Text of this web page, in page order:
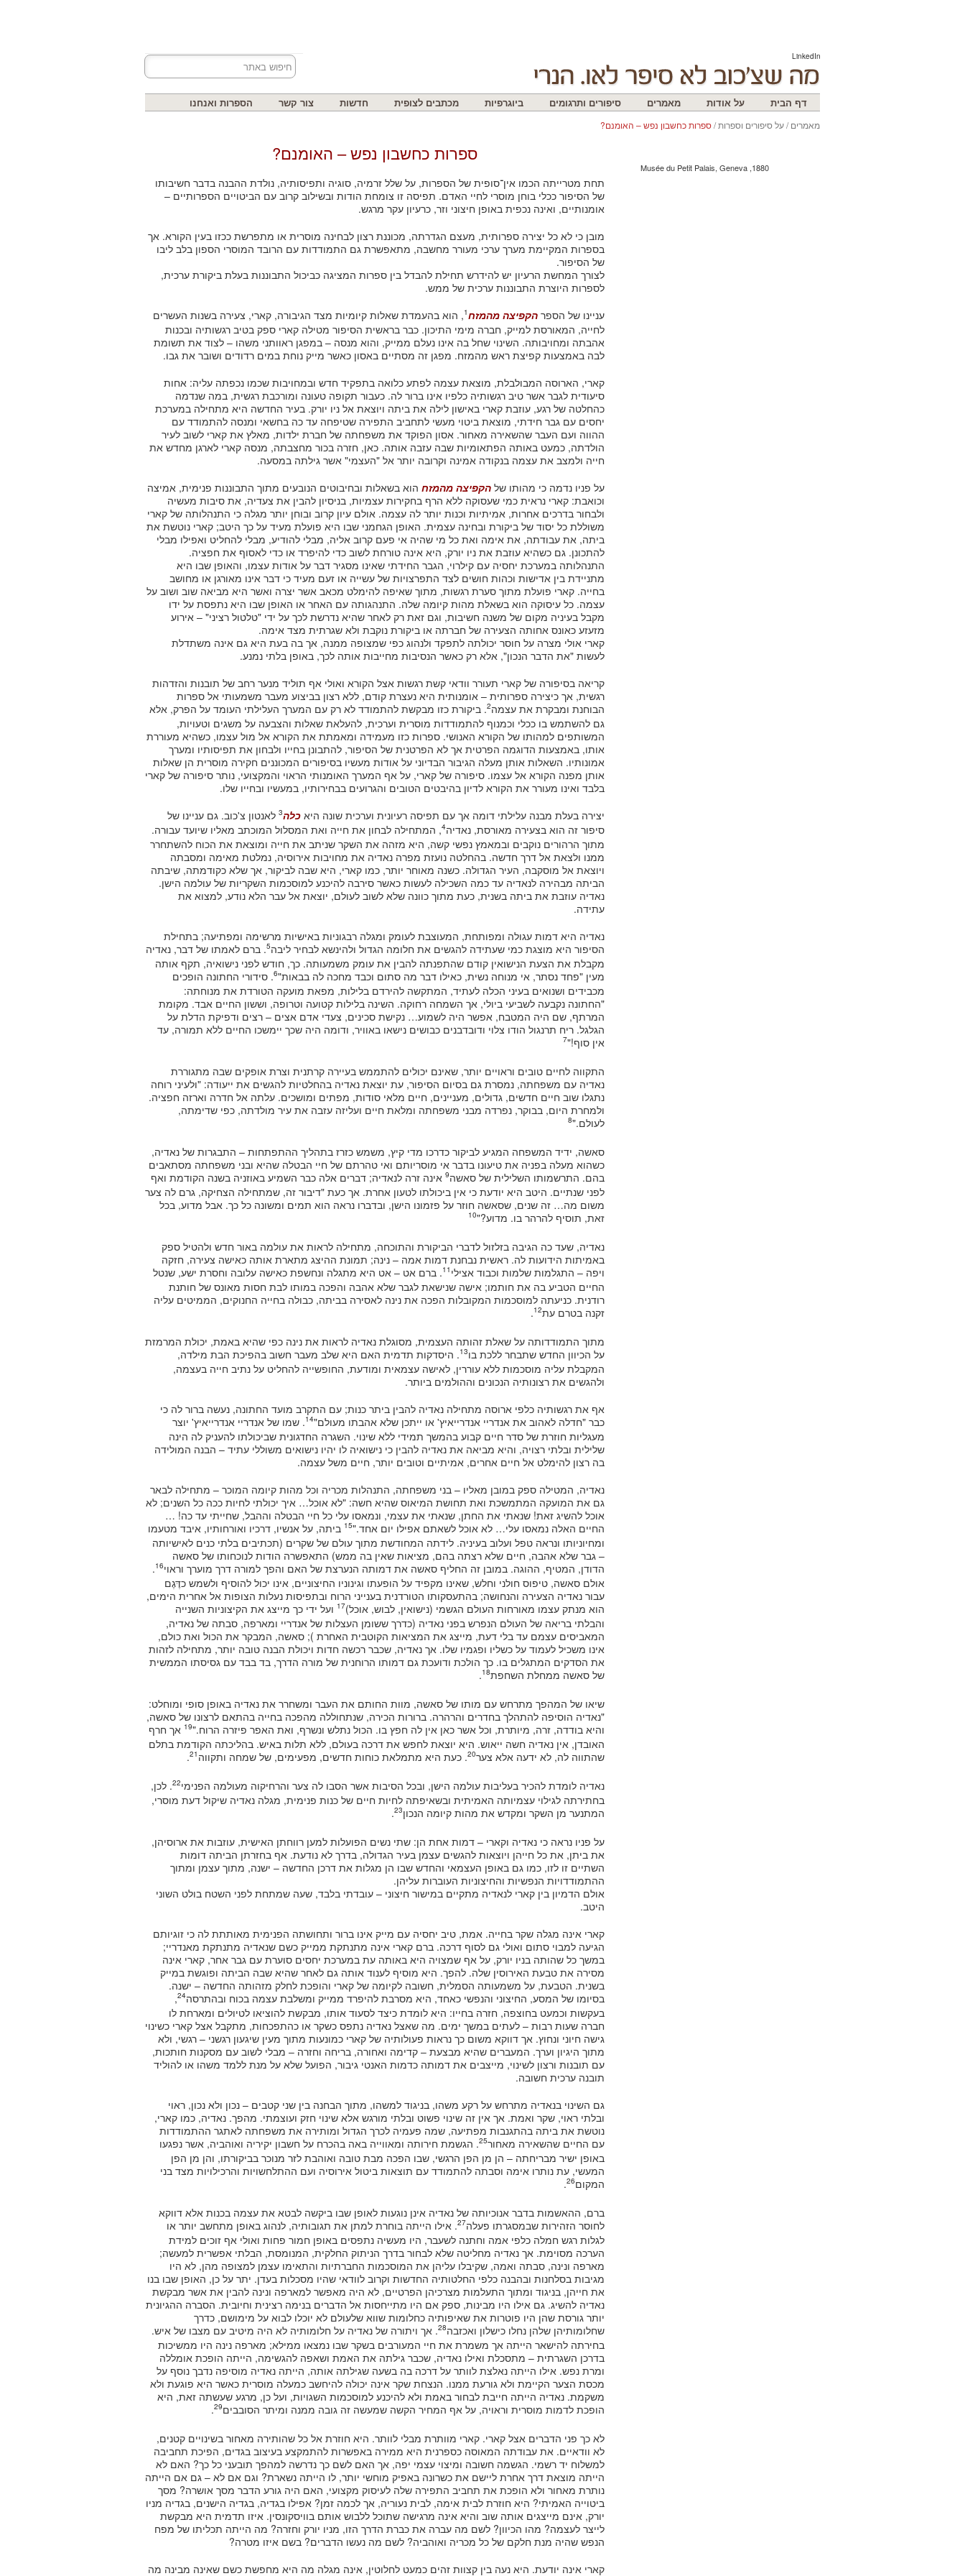
LinkedIn
דף הבית על אודות מאמרים סיפורים ותרגומים ביוגרפיות מכתבים לצופית חדשות צור קשר הספרות ואנחנו
מאמרים/על סיפורים וספרות/ספרות כחשבון נפש – האומנם?
ספרות כחשבון נפש – האומנם?
תחת מטרייתה הכמו אין־סופית של הספרות, על שלל זרמיה, סוגיה ותפיסותיה, נולדת ההבנה בדבר חשיבותו
של הסיפור ככלי בוחן מוסרי לחיי האדם. תפיסה זו צומחת הודות ובשילוב קרוב עם הביטויים הספרותיים –
אומנותיים, ואינה נכפית באופן חיצוני וזר, כרעיון עקר מרגש.
מובן כי לא כל יצירה ספרותית, מעצם הגדרתה, מכוננת רצון לבחינה מוסרית או מתפרשת ככזו בעין הקורא. אך
בספרות המקיימת מערך ערכי מעורר מחשבה, מתאפשרת גם התמודדות עם הרובד המוסרי הספון בלב ליבו
של הסיפור.
לצורך המחשת הרעיון יש להידרש תחילת להבדל בין ספרות המציגה כביכול התבוננות בעלת ביקורת ערכית,
לספרות היוצרת התבוננות ערכית של ממש.
עניינו של הספר הקפיצה מהמזח1, הוא בהעמדת שאלות קיומיות מצד הגיבורה, קארי, צעירה בשנות העשרים
לחייה, המאורסת למייק, חברה מימי התיכון. כבר בראשית הסיפור מטילה קארי ספק בטיב רגשותיה ובכנות
אהבתה ומחויבותה. השינוי שחל בה אינו נעלם ממייק, והוא מנסה – במפגן ראוותני משהו – לצוד את תשומת
לבה באמצעות קפיצת ראש מהמזח. מפגן זה מסתיים באסון כאשר מייק נוחת במים רדודים ושובר את גבו.
קארי, הארוסה המבולבלת, מוצאת עצמה לפתע כלואה בתפקיד חדש ובמחויבות שכמו נכפתה עליה: אחות
סיעודית לגבר אשר טיב רגשותיה כלפיו אינו ברור לה. כעבור תקופה טעונה ומורכבת רגשית, במה שנדמה
כהחלטה של רגע, עוזבת קארי באישון לילה את ביתה ויוצאת אל ניו יורק. בעיר החדשה היא מתחילה במערכת
יחסים עם גבר חידתי, מוצאת ביטוי מעשי לתחביב התפירה שטיפחה עד כה בחשאי ומנסה להתמודד עם
ההווה ועם העבר שהשאירה מאחור. אסון הפוקד את משפחתה של חברת ילדות, מאלץ את קארי לשוב לעיר
הולדתה, כמעט באותה הפתאומיות שבה עזבה אותה. כאן, חזרה בכור מחצבתה, מנסה קארי לארגן מחדש את
חייה ולמצב את עצמה בנקודה אמינה וקרובה יותר אל "העצמי" אשר גילתה במסעה.
על פניו נדמה כי מהותו של הקפיצה מהמזח הוא בשאלות ובחיבוטים הנובעים מתוך התבוננות פנימית, אמיצה
וכואבת: קארי נראית כמי שעסוקה ללא הרף בחקירות עצמיות, בניסיון להבין את צעדיה, את סיבות מעשיה
ולבחור בדרכים אחרות, אמיתיות וכנות יותר לה עצמה. אולם עיון קרוב ובוחן יותר מגלה כי התנהלותה של קארי
משוללת כל יסוד של ביקורת ובחינה עצמית. האופן הגחמני שבו היא פועלת מעיד על כך היטב; קארי נוטשת את
ביתה, את עבודתה, את אימה ואת כל מי שהיה אי פעם קרוב אליה, מבלי להודיע, מבלי להחליט ואפילו מבלי
להתכונן. גם כשהיא עוזבת את ניו יורק, היא אינה טורחת לשוב כדי להיפרד או כדי לאסוף את חפציה.
התנהלותה במערכת יחסיה עם קילרוי, הגבר החידתי שאינו מסגיר דבר על אודות עצמו, והאופן שבו היא
מתניידת בין אדישות וכהות חושים לצד התפרצויות של עשייה או זעם מעיד כי דבר אינו מאורגן או מחושב
בחייה. קארי פועלת מתוך סערת רגשות, מתוך שאיפה להימלט מכאב אשר יצרה ואשר היא מביאה שוב ושוב על
עצמה. כל עיסוקה הוא בשאלת מהות קיומה שלה. התנהגותה עם האחר או האופן שבו היא נתפסת על ידו
מקבל בעיניה מקום של משנה חשיבות, וגם זאת רק לאחר שהיא נדרשת לכך על ידי "טלטול רציני" – אירוע
מזעזע כאונס אחותה הצעירה של חברתה או ביקורת נוקבת ולא שגרתית מצד אימה.
קארי אולי מצרה על חוסר יכולתה לתפקד ולנהוג כפי שמצופה ממנה, אך בה בעת היא גם אינה משתדלת
לעשות "את הדבר הנכון", אלא רק כאשר הנסיבות מחייבות אותה לכך, באופן בלתי נמנע.
קריאה בסיפורה של קארי תעורר וודאי קשת רגשות אצל הקורא ואולי אף תוליד מנער רחב של תובנות והזדהות
רגשית, אך כיצירה ספרותית – אומנותית היא נעצרת קודם, ללא רצון בביצוע מעבר משמעותי אל ספרות
הבוחנת ומבקרת את עצמה2. ביקורת כזו מבקשת להתמודד לא רק עם המערך העלילתי העומד על הפרק, אלא
גם להשתמש בו ככלי וכמנוף להתמודדות מוסרית וערכית, להעלאת שאלות והצבעה על משגים וטעויות,
המשותפים למהותו של הקורא האנושי. ספרות כזו מעמידה ומאמתת את הקורא אל מול עצמו, כשהיא מעוררת
אותו, באמצעות הדוגמה הפרטית אך לא הפרטנית של הסיפור, להתבונן בחייו ולבחון את תפיסותיו ומערך
אמונותיו. השאלות אותן מעלה הגיבור הבדיוני על אודות מעשיו בסיפורים המכוננים חקירה מוסרית הן שאלות
אותן מפנה הקורא אל עצמו. סיפורה של קארי, על אף המערך האומנותי הראוי והמקצועי, נותר סיפורה של קארי
בלבד ואינו מעורר את הקורא לדיון בהיבטים הטובים והגרועים בבחירותיו, במעשיו ובחייו שלו.
יצירה בעלת מבנה עלילתי דומה אך עם תפיסה רעיונית וערכית שונה היא כלה3 לאנטון צ'כוב. גם עניינו של
סיפור זה הוא בצעירה מאורסת, נאדיה4, המתחילה לבחון את חייה ואת המסלול המוכתב מאליו שיועד עבורה.
מתוך הרהורים נוקבים ובמאמץ נפשי קשה, היא מזהה את השקר שניתב את חייה ומוצאת את הכוח להשתחרר
ממנו ולצאת אל דרך חדשה. בהחלטה נועזת מפרה נאדיה את מחויבות אירוסיה, נמלטת מאימה ומסבתה
ויוצאת אל מוסקבה, העיר הגדולה. כשנה מאוחר יותר, כמו קארי, היא שבה לביקור, אך שלא כקודמתה, שיבתה
הביתה מבהירה לנאדיה עד כמה השכילה לעשות כאשר סירבה להיכנע למוסכמות השקריות של עולמה הישן.
נאדיה עוזבת את ביתה בשנית, כעת מתוך כוונה שלא לשוב לעולם, יוצאת אל עבר הלא נודע, למצוא את
עתידה.
נאדיה היא דמות עגולה ומפותחת, המעוצבת לעומק ומגלה רבגוניות באישיות מרשימה ומפתיעה; בתחילת
הסיפור היא מוצגת כמי שעתידה להגשים את חלומה הגדול ולהינשא לבחיר ליבה5. ברם לאמתו של דבר, נאדיה
מקבלת את הצעת הנישואין קודם שהתפנתה להבין את עומק משמעותה. כך, חודש לפני נישואיה, תקף אותה
מעין "פחד נסתר, אי מנוחה נשית, כאילו דבר מה סתום וכבד מחכה לה בבאות"6. סידורי החתונה הופכים
מכבידים ושנואים בעיני הכלה לעתיד, המתקשה להירדם בלילות, מפאת מועקה הטורדת את מנוחתה:
"החתונה נקבעה לשביעי ביולי, אך השמחה רחוקה. השינה בלילות קטועה וטרופה, וששון החיים אבד. מקומת
המרתף, שם היה המטבח, אפשר היה לשמוע… נקישת סכינים, צעדי אדם אצים – רצים ודפיקת הדלת על
הגלגל. ריח תרנגול הודו צלוי ודובדבנים כבושים נישאו באוויר, ודומה היה שכך יימשכו החיים ללא תמורה, עד
אין סוף!"7
התקווה לחיים טובים וראויים יותר, שאינם יכולים להתממש בעיירה קרתנית וצרת אופקים שבה מתגוררת
נאדיה עם משפחתה, נמסרת גם בסיום הסיפור, עת יוצאת נאדיה בהחלטיות להגשים את ייעודה: "ולעיני רוחה
נתגלו שוב חיים חדשים, גדולים, מעניינים, חיים מלאי סודות, מפתים ומושכים. עלתה אל חדרה וארזה חפציה.
ולמחרת היום, בבוקר, נפרדה מבני משפחתה ומלאת חיים ועליזה עזבה את עיר מולדתה, כפי שדימתה,
לעולם."8
סאשה, ידיד המשפחה המגיע לביקור כדרכו מדי קיץ, משמש כזרז בתהליך ההתפתחות – התבגרות של נאדיה,
כשהוא מעלה בפניה את טיעונו בדבר אי מוסריותם ואי טהרתם של חיי הבטלה שהיא ובני משפחתה מסתאבים
בהם. התרשמותו השלילית של סאשה9 אינה זרה לנאדיה; דברים אלה כבר השמיע באוזניה בשנה הקודמת ואף
לפני שנתיים. היטב היא יודעת כי אין ביכולתו לטעון אחרת. אך כעת "דיבור זה, שמתחילה הצחיקה, גרם לה צער
משום מה… זה שנים, שסאשה חוזר על פזמונו הישן, ובדברו נראה הוא תמים ומשונה כל כך. אבל מדוע, בכל
זאת, תוסיף להרהר בו. מדוע?"10
נאדיה, שעד כה הגיבה בזלזול לדברי הביקורת והתוכחה, מתחילה לראות את עולמה באור חדש ולהטיל ספק
באמיתות הידועות לה. ראשית נבחנת דמות אמה – נינה; תמונת ההיצג מתארת אותה כאישה צעירה, חזקה
ויפה – התגלמות שלמות וכבוד אצילי 11. ברם אט – אט היא מתגלה ונחשפת כאישה עלובה וחסרת ישע, שנטל
החיים הטביע בה את חותמו; אישה שנישאת לגבר שלא אהבה והפכה במותו לבת חסות מאונס של חותנת
רודנית. כניעתה למוסכמות המקובלות הפכה את נינה לאסירה בביתה, כבולה בחייה החנוקים, הממיטים עליה
זקנה בטרם עת12
.
מתוך התמודדותה על שאלת זהותה העצמית, מסוגלת נאדיה לראות את נינה כפי שהיא באמת, יכולת המרמזת
על הכיוון החדש שתבחר ללכת בו13. היסדקות תדמית האם היא שלב מעבר חשוב בהפיכת הבת מילדה,
המקבלת עליה מוסכמות ללא עוררין, לאישה עצמאית ומודעת, החופשייה להחליט על נתיב חייה בעצמה,
ולהגשים את רצונותיה הנכונים וההולמים ביותר.
אף את רגשותיה כלפי ארוסה מתחילה נאדיה להבין ביתר כנות; עם התקרב מועד החתונה, נעשה ברור לה כי
כבר "חדלה לאהוב את אנדריי אנדרייאיץ' או ייתכן שלא אהבתו מעולם"14. שמו של אנדריי אנדרייאיץ' יוצר
מעגליות חוזרת של סדר חיים קבוע בהמשך תמידי ללא שינוי. השגרה החדגונית שביכולתו להעניק לה הינה
שלילית ובלתי רצויה, והיא מביאה את נאדיה להבין כי נישואיה לו יהיו נישואים משוללי עתיד – הבנה המולידה
בה רצון להימלט אל חיים אחרים, אמיתיים וטובים יותר, חיים משל עצמה.
נאדיה, המטילה ספק במובן מאליו – בני משפחתה, התנהלות מכריה וכל מהות קיומה המוכר – מתחילה לבאר
גם את המועקה המתמשכת ואת תחושת המיאוס שהיא חשה: "לא אוכל… איך יכולתי לחיות ככה כל השנים; לא
אוכל להשיג זאת! שנאתי את החתן, שנאתי את עצמי, ונמאסו עלי כל חיי הבטלה וההבל, שחייתי עד כה! …
החיים האלה נמאסו עלי… לא אוכל לשאתם אפילו יום אחד."15 ביתה, על אנשיו, דרכיו ואורחותיו, איבד מטעמו
ומחיוניותו ונראה טפל ועלוב בעיניה. לידתה המחודשת מתוך עולם של שקרים (תכתיבים בלתי כנים לאישיותה
– גבר שלא אהבה, חיים שלא רצתה בהם, מציאות שאין בה ממש) התאפשרה הודות לנוכחותו של סאשה
הדודן, המטיף, ההוגה. במובן זה החליף סאשה את דמותה הנערצת של האם והפך למורה דרך מוערך וראוי16
.
אולם סאשה, טיפוס חולני וחלש, שאינו מקפיד על הופעתו וגינוניו החיצוניים, אינו יכול להוסיף ולשמש כדֶּגֶם
עבור נאדיה הצעירה והנחושה; בהתעסקותו הטורדנית בענייני הרוח ובתפיסות נעלות הצופות אל אחרית הימים,
הוא מנתק עצמו מאורחות העולם הגשמי (נישואין, לבוש, אוכל)17 ועל ידי כך מייצג את הקיצוניות השנייה
והבלתי בריאה של העולם הנפרש בפני נאדיה (כדרך ששומן העצלות של אנדריי ומארפה, סבתה של נאדיה,
המאביסים עצמם עד בלי דעת, מייצג את המציאות הקוטבית האחרת ); סאשה, המבקר את הכול ואת כולם,
אינו משכיל לעמוד על כשליו ופגמיו שלו. אך נאדיה, שכבר רכשה חדות ויכולת הבנה טובה יותר, מתחילה לזהות
את הסדקים המתגלים בו. כך הולכת ודועכת גם דמותו הרוחנית של מורה הדרך, בד בבד עם גסיסתו הממשית
של סאשה ממחלת השחפת18
.
שיאו של המהפך מתרחש עם מותו של סאשה, מוות החותם את העבר ומשחרר את נאדיה באופן סופי ומוחלט:
"נאדיה הוסיפה להתהלך בחדרים והרהרה. ברורות הכירה, שנתחוללה מהפכה בחייה בהתאם לרצונו של סאשה,
והיא בודדה, זרה, מיותרת, וכל אשר כאן אין לה חפץ בו. הכול נתלש ונשרף, ואת האפר פיזרה הרוח."19 אך חרף
האובדן, אין נאדיה חשה ייאוש. היא יוצאת לחפש את דרכה בעולם, ללא תלות באיש. בהליכתה הקודמת בתלם
שהתווה לה, לא ידעה אלא צער20. כעת היא מתמלאת כוחות חדשים, מפעימים, של שמחה ותקווה 21
.
נאדיה לומדת להכיר בעליבות עולמה הישן, ובכל הסיבות אשר הסבו לה צער והרחיקוה מעולמה הפנימי22. לכן,
בחתירתה לגילוי עצמיותה האמיתית ובשאיפתה לחיות חיים של כנות פנימית, מגלה נאדיה שיקול דעת מוסרי,
המתנער מן השקר ומקדש את מהות קיומה הנכון23
.
על פניו נראה כי נאדיה וקארי – דמות אחת הן: שתי נשים הפועלות למען רווחתן האישית, עוזבות את ארוסיהן,
את ביתן, את כל חייהן ויוצאות להגשים עצמן בעיר הגדולה, בדרך לא נודעת. אף בחזרתן הביתה דומות
השתיים זו לזו, כמו גם באופן העצמאי והחדש שבו הן מגלות את דרכן החדשה – ישנה, מתוך עצמן ומתוך
ההתמודדויות הנפשיות והחיצוניות העוברות עליהן.
אולם הדמיון בין קארי לנאדיה מתקיים במישור חיצוני – עובדתי בלבד, שעה שמתחת לפני השטח בולט השוני
היטב.
קארי אינה מגלה שקר בחייה. אמת, טיב יחסיה עם מייק אינו ברור ותחושתה הפנימית מאותתת לה כי זוגיותם
הגיעה למבוי סתום ואולי גם לסוף דרכה. ברם קארי אינה מתנתקת ממייק כשם שנאדיה מתנתקת מאנדריי;
במשך כל שהותה בניו יורק, על אף שמצויה היא באותה עת במערכת יחסים סוערת עם גבר אחר, קארי אינה
מסירה את טבעת האירוסין שלה. להפך. היא מוסיף לענוד אותה גם לאחר שהיא שבה הביתה ופוגשת במייק
בשנית. הטבעת, על משמעותה הסמלית, חשובה לקיומה של קארי והופכת לחלק מזהותה החדשה – ישנה.
בסיומו של המסע, החיצוני והנפשי כאחד, היא מסרבת להיפרד ממייק ומשלבת עצמה בכוח ובהתרסה24
,
בעקשות וכמעט בחוצפה, חזרה בחייו: היא לומדת כיצד לסעוד אותו, מבקשת להוציאו לטיולים ומארחת לו
חברה שעות רבות – לעתים במשך ימים. מה שאצל נאדיה נתפס כשקר או כהתפכחות, מתקבל אצל קארי כשינוי
גישה חיוני ונחוץ. אך דווקא משום כך נראות פעולותיה של קארי כמונעות מתוך מעין שיגעון רגשני – רגשי, ולא
מתוך היגיון וערך. המעברים שהיא מבצעת – קדימה ואחורה, בריחה וחזרה – מבלי לשוב עם מסקנות חותכות,
עם תובנות ורצון לשינוי, מייצבים את דמותה כדמות האנטי גיבור, הפועל שלא על מנת ללמד משהו או להוליד
תובנה ערכית חשובה.
גם השינוי בנאדיה מתרחש על רקע משהו, בניגוד למשהו, מתוך הבחנה בין שני קטבים – נכון ולא נכון, ראוי
ובלתי ראוי, שקר ואמת. אך אין זה שינוי פשוט ובלתי מורגש אלא שינוי חזק ועוצמתי. מהפך. נאדיה, כמו קארי,
נוטשת את ביתה בהתגנבות מפתיעה, שמה פעמיה לכרך הגדול ומותירה את משפחתה לאתגר ההתמודדות
עם החיים שהשאירה מאחור25. הגשמת חירותה ומאווייה באה בהכרח על חשבון יקיריה ואוהביה, אשר נפגעו
באופן ישיר מבריחתה – הן מן הפן הרגשי, שבו הפכה מבת טובה ואוהבת לזר מנוכר בביקורתו, והן מן הפן
המעשי, עת נותרו אימה וסבתה להתמודד עם תוצאות ביטול אירוסיה ועם ההתלחשויות והרכילויות מצד בני
המקום26
.
ברם, ההאשמות בדבר אנוכיותה של נאדיה אינן נוגעות לאופן שבו ביקשה לבטא את עצמה בכנות אלא דווקא
לחוסר הזהירות שבמסגרתו פעלה27. אילו הייתה בוחרת למתן את תגובותיה, לנהוג באופן מתחשב יותר או
לגלות רגש חמלה כלפי אמה וחתנה לשעבר, היו מעשיה נתפסים באופן חמור פחות ואולי אף זוכים למידת
הערכה מסוימת. אך נאדיה מחליטה שלא לבחור בדרך הניתוק החלקית, המנומסת, הבלתי אפשרית למעשה;
מארפה ונינה, סבתה ואמה, שקיבלו עליהן את המוסכמות החברתיות והתאימו עצמן למצופה מהן, לא היו
מגיבות בסלחנות ובהבנה כלפי החלטותיה החדשות וקרוב לוודאי שהיו מסכלות בעדן. יתר על כן, האופן שבו בנו
את חייהן, בניגוד ומתוך התעלמות מצרכיהן הפרטיים, לא היה מאפשר למארפה ונינה להבין את אשר מבקשת
נאדיה להשיג. גם אילו היו מבינות, ספק אם היו מתייחסות אל הדברים בנימה רצינית וחיובית. הסברה ההגיונית
יותר גורסת שהן היו פוטרות את שאיפותיה כחלומות שווא שלעולם לא יוכלו לבוא על מימושם, כדרך
שחלומותיהן שלהן נחלו כישלון ואכזבה28. אך ויתורה של נאדיה על חלומותיה לא היה מיטיב עם מצבו של איש.
בחירתה להישאר הייתה אך משמרת את חיי המעורבים בשקר שבו נמצאו ממילא; מארפה נינה היו ממשיכות
בדרכן השגרתית – מתסכלת ואילו נאדיה, שכבר גילתה את האמת ושאפה להגשימה, הייתה הופכת אומללה
ומרת נפש. אילו הייתה נאלצת לוותר על דרכה בה בשעה שגילתה אותה, הייתה נאדיה מוסיפה נדבך נוסף על
מכסת הצער הקיימת ולא גורעת ממנו. הנצחת שקר אינה יכולה להיחשב כמעלה מוסרית כאשר היא פוגעת ולא
משקמת. נאדיה הייתה חייבת לבחור באמת ולא להיכנע למוסכמות השגויות, ועל כן, מרגע שעשתה זאת, היא
הופכת לדמות מוסרית וראויה, על אף המחיר הקשה שמעשה זה גובה ממנה ומיתר הסובבים29
.
לא כך פני הדברים אצל קארי. קארי מוותרת מבלי לוותר. היא חוזרת אל כל שהותירה מאחור בשינויים קטנים,
לא וודאיים. את עבודתה המאוסה כספרנית היא ממירה באפשרות להתמקצע בעיצוב בגדים, הפיכת תחביבה
למשלוח יד רשמי. הגשמה חשובה ומיצוי עצמי יפה, אך האם לשם כך נדרשה למהפך תובעני כל כך? האם לא
הייתה מוצאת דרך אחרת ליישם את כשרונה באפיק מוחשי יותר, לו הייתה נשארת? וגם אם לא – גם אם הייתה
נותרת מאחור ולא הופכת את תחביב התפירה שלה לעיסוק מקצועי, האם היה גורע הדבר מסך אושרה? מסך
ביטוייה האמיתי? היא חוזרת לבית אימה, לבית נעוריה, אך לכמה זמן? אפילו בגדיה, בגדיה הישנים, בגדיה מניו
יורק, אינם מייצגים אותה שוב והיא אינה מרגישה שתוכל ללבוש אותם בוויסקונסין. איזו תדמית היא מבקשת
לייצר לעצמה? מהו הכיוון? לשם מה עברה את כברת הדרך הזו, מניו יורק וחזרה? מה הייתה תכליתו של מפח
הנפש שהיה מנת חלקם של כל מכריה ואוהביה? לשם מה נעשו הדברים? בשם איזו מטרה?
קארי אינה יודעת. היא נעה בין קצוות זהים כמעט לחלוטין, אינה מגלה מה היא מחפשת כשם שאינה מבינה מה
1880, Musée du Petit Palais, Geneva